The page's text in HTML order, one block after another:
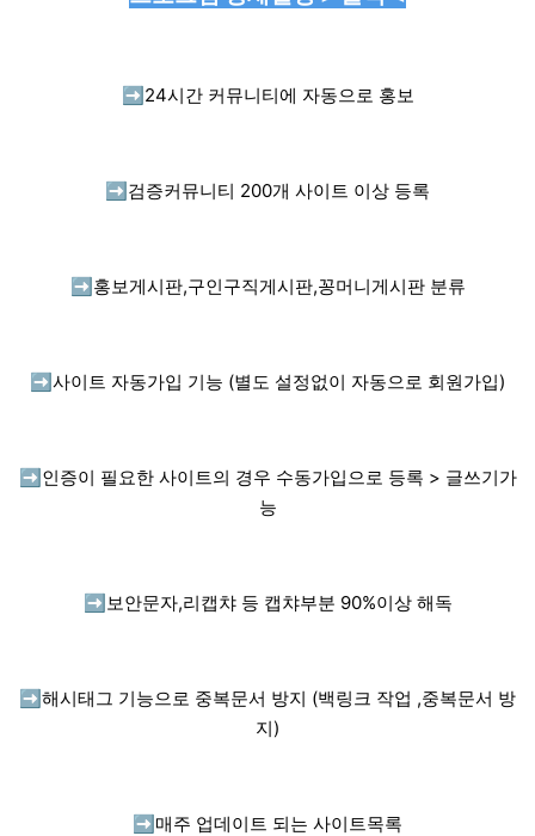
➡️ 24시간 커뮤니티에 자동으로 홍보
➡️ 검증커뮤니티 200개 사이트 이상 등록
➡️ 홍보게시판,구인구직게시판,꽁머니게시판 분류
➡️ 사이트 자동가입 기능 (별도 설정없이 자동으로 회원가입)
➡️ 인증이 필요한 사이트의 경우 수동가입으로 등록 > 글쓰기가
능
➡️ 보안문자,리캡챠 등 캡챠부분 90%이상 해독
➡️ 해시태그 기능으로 중복문서 방지 (백링크 작업 ,중복문서 방
지)
➡️ 매주 업데이트 되는 사이트목록